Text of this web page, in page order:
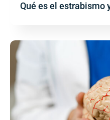
Qué es el estrabismo